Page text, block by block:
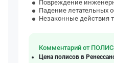
Повреждение
Падение летательных
Незаконные действия
Комментарий от
Цена полисов в